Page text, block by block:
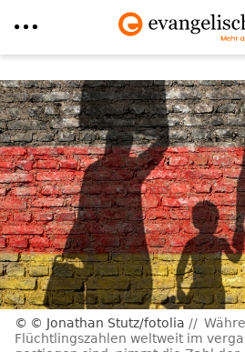
zum
Inhalt
© Jonathan Stutz/fotolia
Flüchtlingszahlen weltweit im